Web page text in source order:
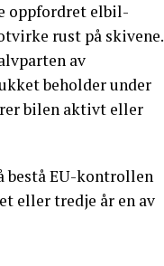
oppfordret elbil-
rust på skivene.
av
beholder under
bilen aktivt eller
bestå EU-kontrollen
eller tredje år en av